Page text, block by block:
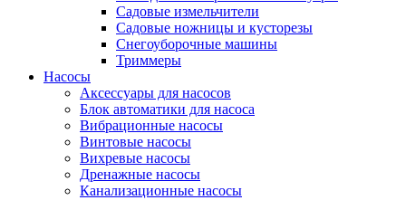
Садовые измельчители
Садовые ножницы и кусторезы
Снегоуборочные машины
Триммеры
Насосы
Аксессуары для насосов
Блок автоматики для насоса
Вибрационные насосы
Винтовые насосы
Вихревые насосы
Дренажные насосы
Канализационные насосы